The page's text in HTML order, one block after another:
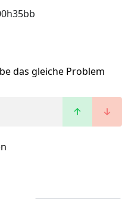
das gleiche Problem